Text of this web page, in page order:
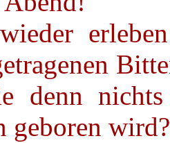
denn
geboren